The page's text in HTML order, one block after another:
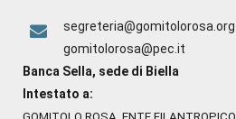
segreteria@gomitolorosa.org
gomitolorosa@pec.it
Banca Sella, sede di Biella
Intestato a: